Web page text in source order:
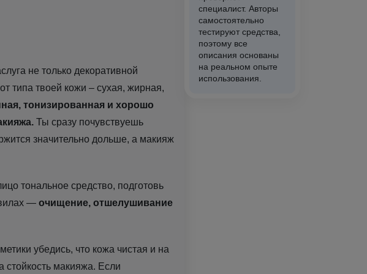
не только декоративной
типа твоей кожи – сухая, жирная,
тонизированная и хорошо
Ты сразу почувствуешь
значительно дольше, а макияж
тональное средство, подготовь
— очищение, отшелушивание
убедись, что кожа чистая и на
стойкость макияжа. Если
специалист. Авторы
самостоятельно
тестируют средства,
поэтому все
описания основаны
на реальном опыте
использования.